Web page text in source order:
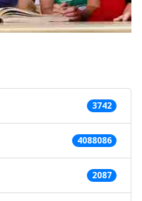
3742
4088086
2087